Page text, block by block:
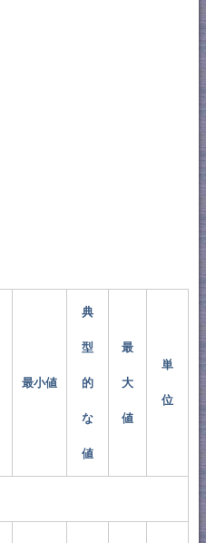
最小値
典
型
的
な
値
最
大
値
単
位